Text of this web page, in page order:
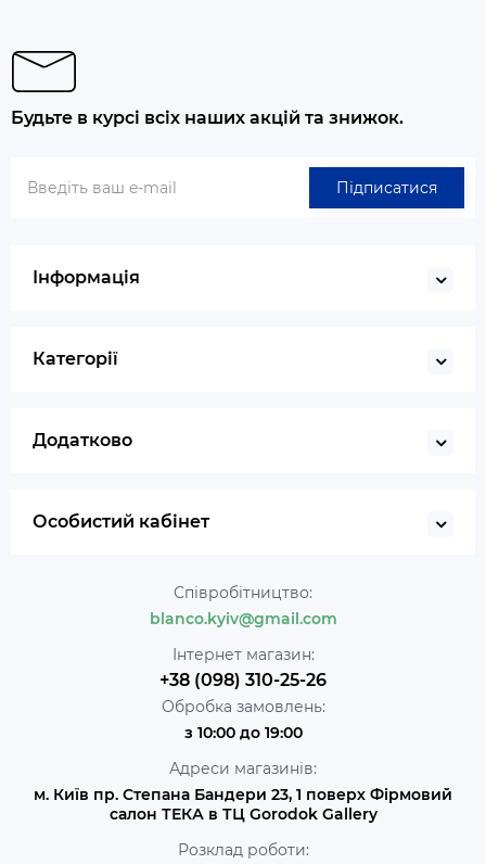
Будьте в курсі всіх наших акцій та знижок.
Підписатися
Інформація
Категорії
Додатково
Особистий кабінет
Співробітництво:
blanco.kyiv@gmail.com
Інтернет магазин:
+38 (098) 310-25-26
Обробка замовлень:
з 10:00 до 19:00
Адреси магазинів:
м. Київ пр. Степана Бандери 23, 1 поверх Фірмовий
салон ТЕКА в ТЦ Gorodok Gallery
Розклад роботи: